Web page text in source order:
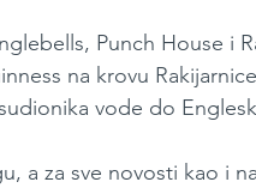
Punch House i
na krovu
vode do
a za sve novosti kao i